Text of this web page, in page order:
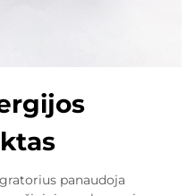
panaudoja